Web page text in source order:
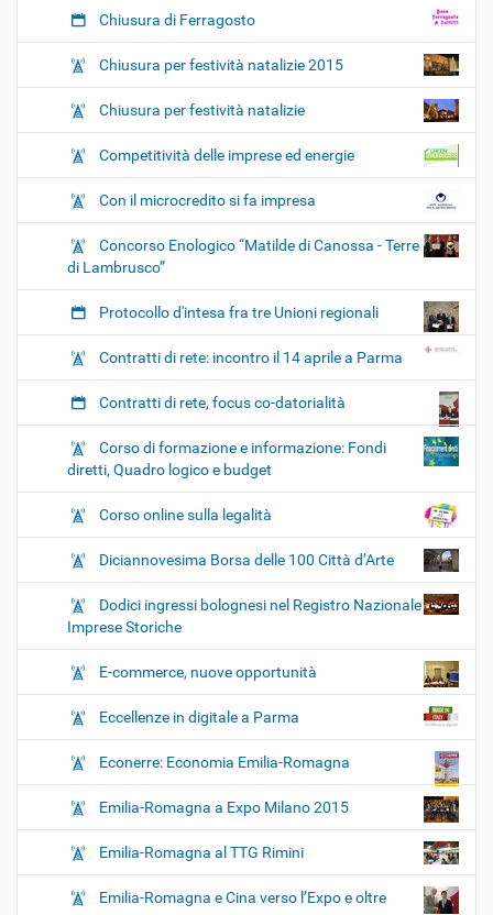
Chiusura di Ferragosto
Chiusura per festività natalizie 2015
Chiusura per festività natalizie
Competitività delle imprese ed energie
Con il microcredito si fa impresa
Concorso Enologico “Matilde di Canossa - Terre
di Lambrusco”
Protocollo d'intesa fra tre Unioni regionali
Contratti di rete: incontro il 14 aprile a Parma
Contratti di rete, focus co-datorialità
Corso di formazione e informazione: Fondi
diretti, Quadro logico e budget
Corso online sulla legalità
Diciannovesima Borsa delle 100 Città d’Arte
Dodici ingressi bolognesi nel Registro Nazionale
Imprese Storiche
E-commerce, nuove opportunità
Eccellenze in digitale a Parma
Econerre: Economia Emilia-Romagna
Emilia-Romagna a Expo Milano 2015
Emilia-Romagna al TTG Rimini
Emilia-Romagna e Cina verso l’Expo e oltre